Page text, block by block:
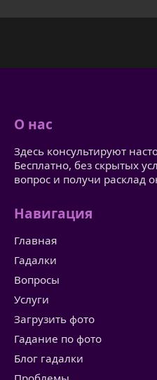
О нас
Здесь консультируют
Бесплатно, без скрытых
вопрос и получи расклад
Навигация
Главная
Гадалки
Вопросы
Услуги
Загрузить фото
Гадание по фото
Блог гадалки